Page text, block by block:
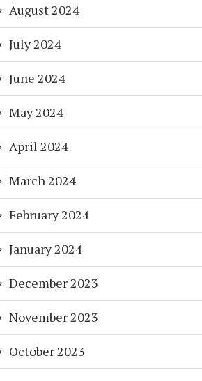
August 2024
July 2024
June 2024
May 2024
April 2024
March 2024
February 2024
January 2024
December 2023
November 2023
October 2023